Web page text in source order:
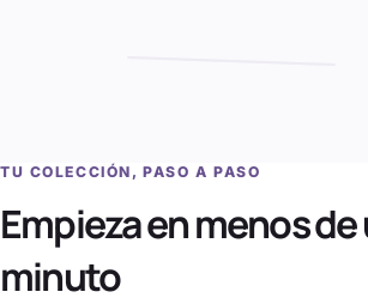
TU COLECCIÓN, PASO A PASO
Empieza en menos de
minuto